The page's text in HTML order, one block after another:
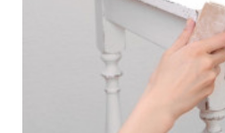
Какой краской
деревянную